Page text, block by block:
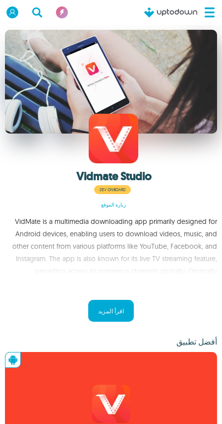
Vidmate Studio
DEV ONBOARD
زيارة الموقع
VidMate is a multimedia downloading app primarily designed for
Android devices, enabling users to download videos, music, and
other content from various platforms like YouTube, Facebook, and
Instagram. The app is also known for its live TV streaming feature,
providing access to numerous channels globally. Originally
اقرأ المزيد
أفضل تطبيق